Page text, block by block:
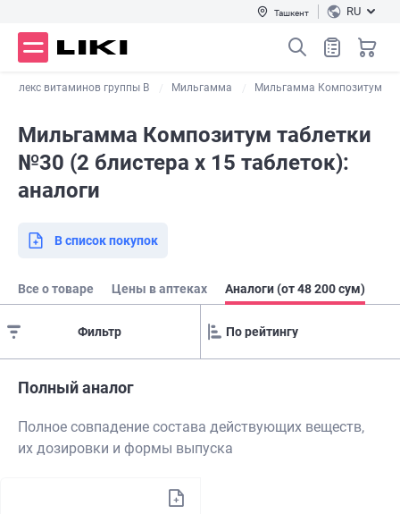
Ташкент RU
витаминов группы B Мильгамма Мильгамма Композитум
Мильгамма Композитум таблетки
№30 (2 блистера х 15 таблеток):
аналоги
В список покупок
Все о товаре Цены в аптеках Аналоги (от 48 200 сум)
Фильтр
Полный аналог
Полное совпадение состава действующих веществ,
их дозировки и формы выпуска